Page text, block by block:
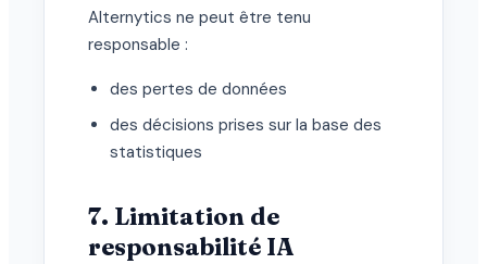
Alternytics ne peut être tenu
responsable :
des pertes de données
des décisions prises sur la base des
statistiques
7. Limitation de
responsabilité IA